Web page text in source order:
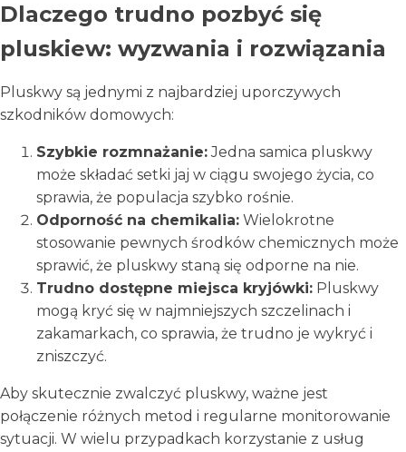
Dlaczego trudno pozbyć się
pluskiew: wyzwania i rozwiązania
Pluskwy są jednymi z najbardziej uporczywych
szkodników domowych:
Szybkie rozmnażanie:Jedna samica pluskwy
może składać setki jaj w ciągu swojego życia, co
sprawia, że populacja szybko rośnie.
Odporność na chemikalia: Wielokrotne
stosowanie pewnych środków chemicznych może
sprawić, że pluskwy staną się odporne na nie.
Trudno dostępne miejsca kryjówki: Pluskwy
mogą kryć się w najmniejszych szczelinach i
zakamarkach, co sprawia, że trudno je wykryć i
zniszczyć.
Aby skutecznie zwalczyć pluskwy, ważne jest
połączenie różnych metod i regularne monitorowanie
sytuacji. W wielu przypadkach korzystanie z usług